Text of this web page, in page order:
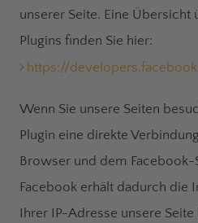
unserer Seite. Eine Übersicht
Plugins finden Sie hier:
https://
Wenn Sie unsere Seiten
Plugin eine direkte
Browser und dem Facebook-
Facebook erhält dadurch die
Ihrer IP-Adresse unsere